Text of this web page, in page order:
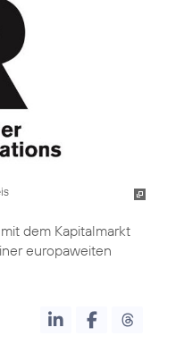
dem Kapitalmarkt
europaweiten